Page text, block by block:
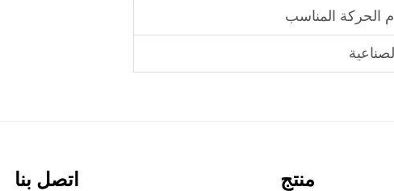
الحركة المناسب
منتج اتصل بنا